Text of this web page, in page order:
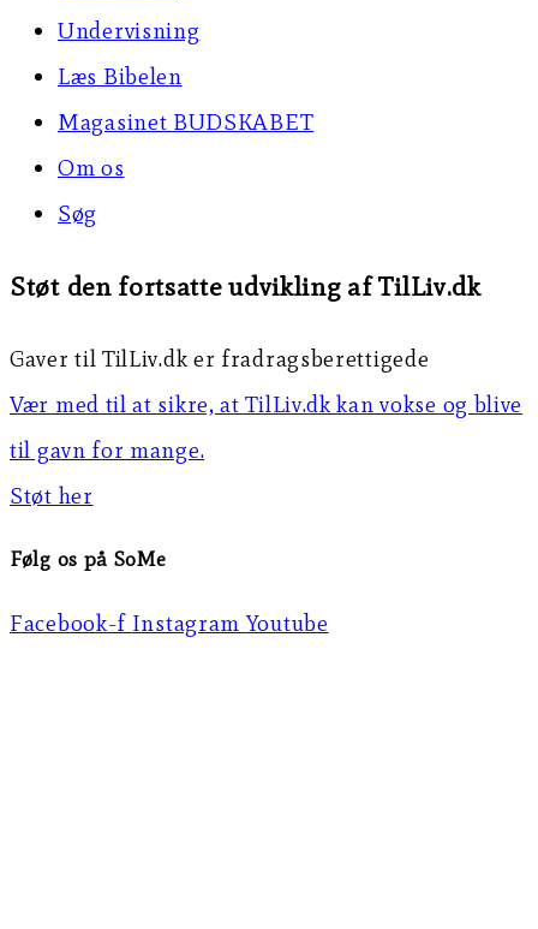
Undervisning
Læs Bibelen
Magasinet BUDSKABET
Om os
Søg
Støt den fortsatte udvikling af TilLiv.dk
Gaver til TilLiv.dk er fradragsberettigede
Vær med til at sikre, at TilLiv.dk kan vokse og blive
til gavn for mange.
Støt her
Følg os på SoMe
Facebook-f Instagram Youtube